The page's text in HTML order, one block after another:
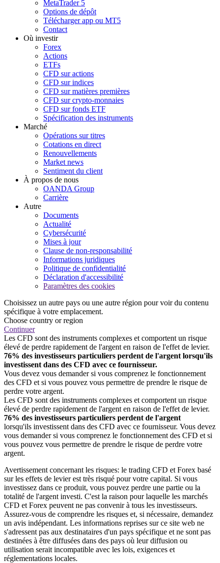
MetaTrader 5
Options de dépôt
Télécharger app ou MT5
Contact
Où investir
Forex
Actions
ETFs
CFD sur actions
CFD sur indices
CFD sur matières premières
CFD sur crypto-monnaies
CFD sur fonds ETF
Spécification des instruments
Marché
Opérations sur titres
Cotations en direct
Renouvellements
Market news
Sentiment du client
À propos de nous
OANDA Group
Carrière
Autre
Documents
Actualité
Cybersécurité
Mises à jour
Clause de non-responsabilité
Informations juridiques
Politique de confidentialité
Déclaration d'accessibilité
Paramètres des cookies
Choisissez un autre pays ou une autre région pour voir du contenu
spécifique à votre emplacement.
Choose country or region
Continuer
Les CFD sont des instruments complexes et comportent un risque
élevé de perdre rapidement de l'argent en raison de l'effet de levier.
76% des investisseurs particuliers perdent de l'argent lorsqu'ils
investissent dans des CFD avec ce fournisseur.
Vous devez vous demander si vous comprenez le fonctionnement
des CFD et si vous pouvez vous permettre de prendre le risque de
perdre votre argent.
Les CFD sont des instruments complexes et comportent un risque
élevé de perdre rapidement de l'argent en raison de l'effet de levier.
76% des investisseurs particuliers perdent de l'argent
lorsqu'ils investissent dans des CFD avec ce fournisseur. Vous devez
vous demander si vous comprenez le fonctionnement des CFD et si
vous pouvez vous permettre de prendre le risque de perdre votre
argent.
Avertissement concernant les risques: le trading CFD et Forex basé
sur les effets de levier est très risqué pour votre capital. Si vous
investissez dans ce produit, vous pouvez perdre une partie ou la
totalité de l'argent investi. C'est la raison pour laquelle les marchés
CFD et Forex peuvent ne pas convenir à tous les investisseurs.
Assurez-vous de comprendre les risques et, si nécessaire, demandez
un avis indépendant. Les informations reprises sur ce site web ne
s'adressent pas aux destinataires d'un pays spécifique et ne sont pas
destinées à être diffusées dans des pays où leur diffusion ou
utilisation serait incompatible avec les lois, exigences et
réglementations locales.